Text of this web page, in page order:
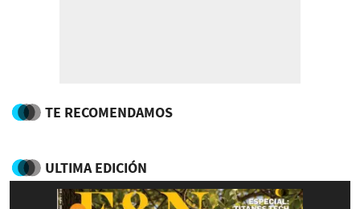
TE RECOMENDAMOS
ULTIMA EDICIÓN